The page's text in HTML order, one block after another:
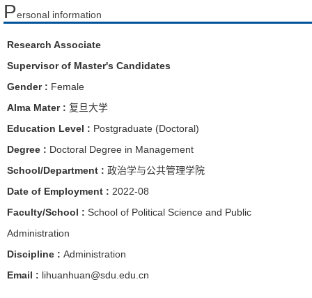
Personal information
Research Associate
Supervisor of Master's Candidates
Gender : Female
Alma Mater : 复旦大学
Education Level : Postgraduate (Doctoral)
Degree : Doctoral Degree in Management
School/Department : 政治学与公共管理学院
Date of Employment : 2022-08
Faculty/School : School of Political Science and Public
Administration
Discipline : Administration
Email : lihuanhuan@sdu.edu.cn